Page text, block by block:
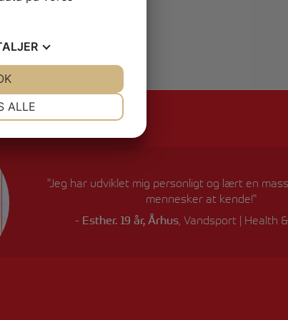
"Jeg har udviklet mig personligt og lært en
mennesker at kende!"
- Esther. 19 år, Århus, Vandsport | Health
ALLE